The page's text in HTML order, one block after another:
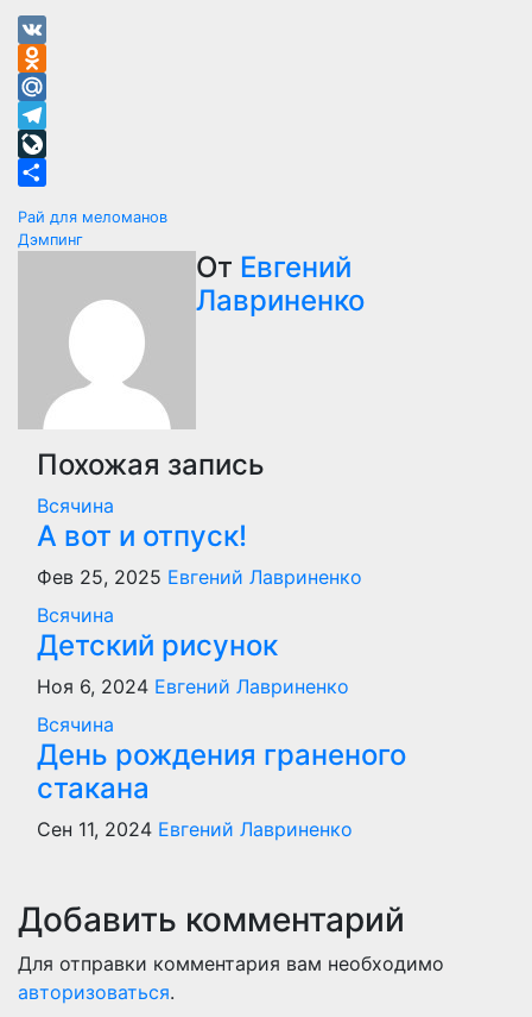
VK
Odnoklassniki
Mail.Ru
Telegram
LiveJournal
Навигация
записям
Рай для меломанов
Дэмпинг
От Евгений
Лавриненко
Похожая запись
Всячина
А вот и отпуск!
Фев 25, 2025 Евгений Лавриненко
Всячина
Детский рисунок
Ноя 6, 2024 Евгений Лавриненко
Всячина
День рождения граненого
стакана
Сен 11, 2024 Евгений Лавриненко
Добавить комментарий
Для отправки комментария вам необходимо
авторизоваться.